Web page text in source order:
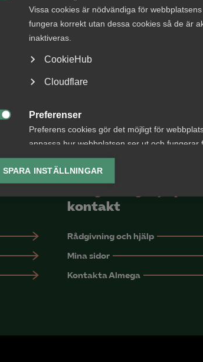
Vissa cookies är nödvändiga för
fungera korrekt utan dessa cookies så de är
inaktiveras.
CookieHub
Cloudflare
Preferenser
Preferens cookies gör det möjligt för
anpassa hur webbplatsen ser ut och
lagring av vald valuta, region, språk eller
Analys-cookies
Analyseringscookies hjälper oss förbättra
Google Analytics
Microsoft Clarity
SPARA INSTÄLLNINGAR
Parterna överens
etableringsjobb
kontakt
Rådgivning och hjälp
Mina sidor
Kontakta Almega